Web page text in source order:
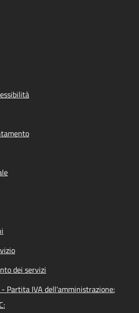
dei servizi
Partita IVA dell'amministrazione: